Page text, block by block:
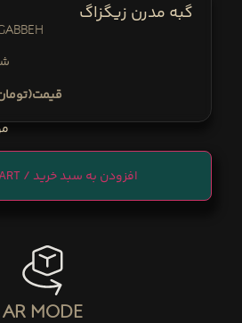
گبه مدرن زیگزاگ
ar mode